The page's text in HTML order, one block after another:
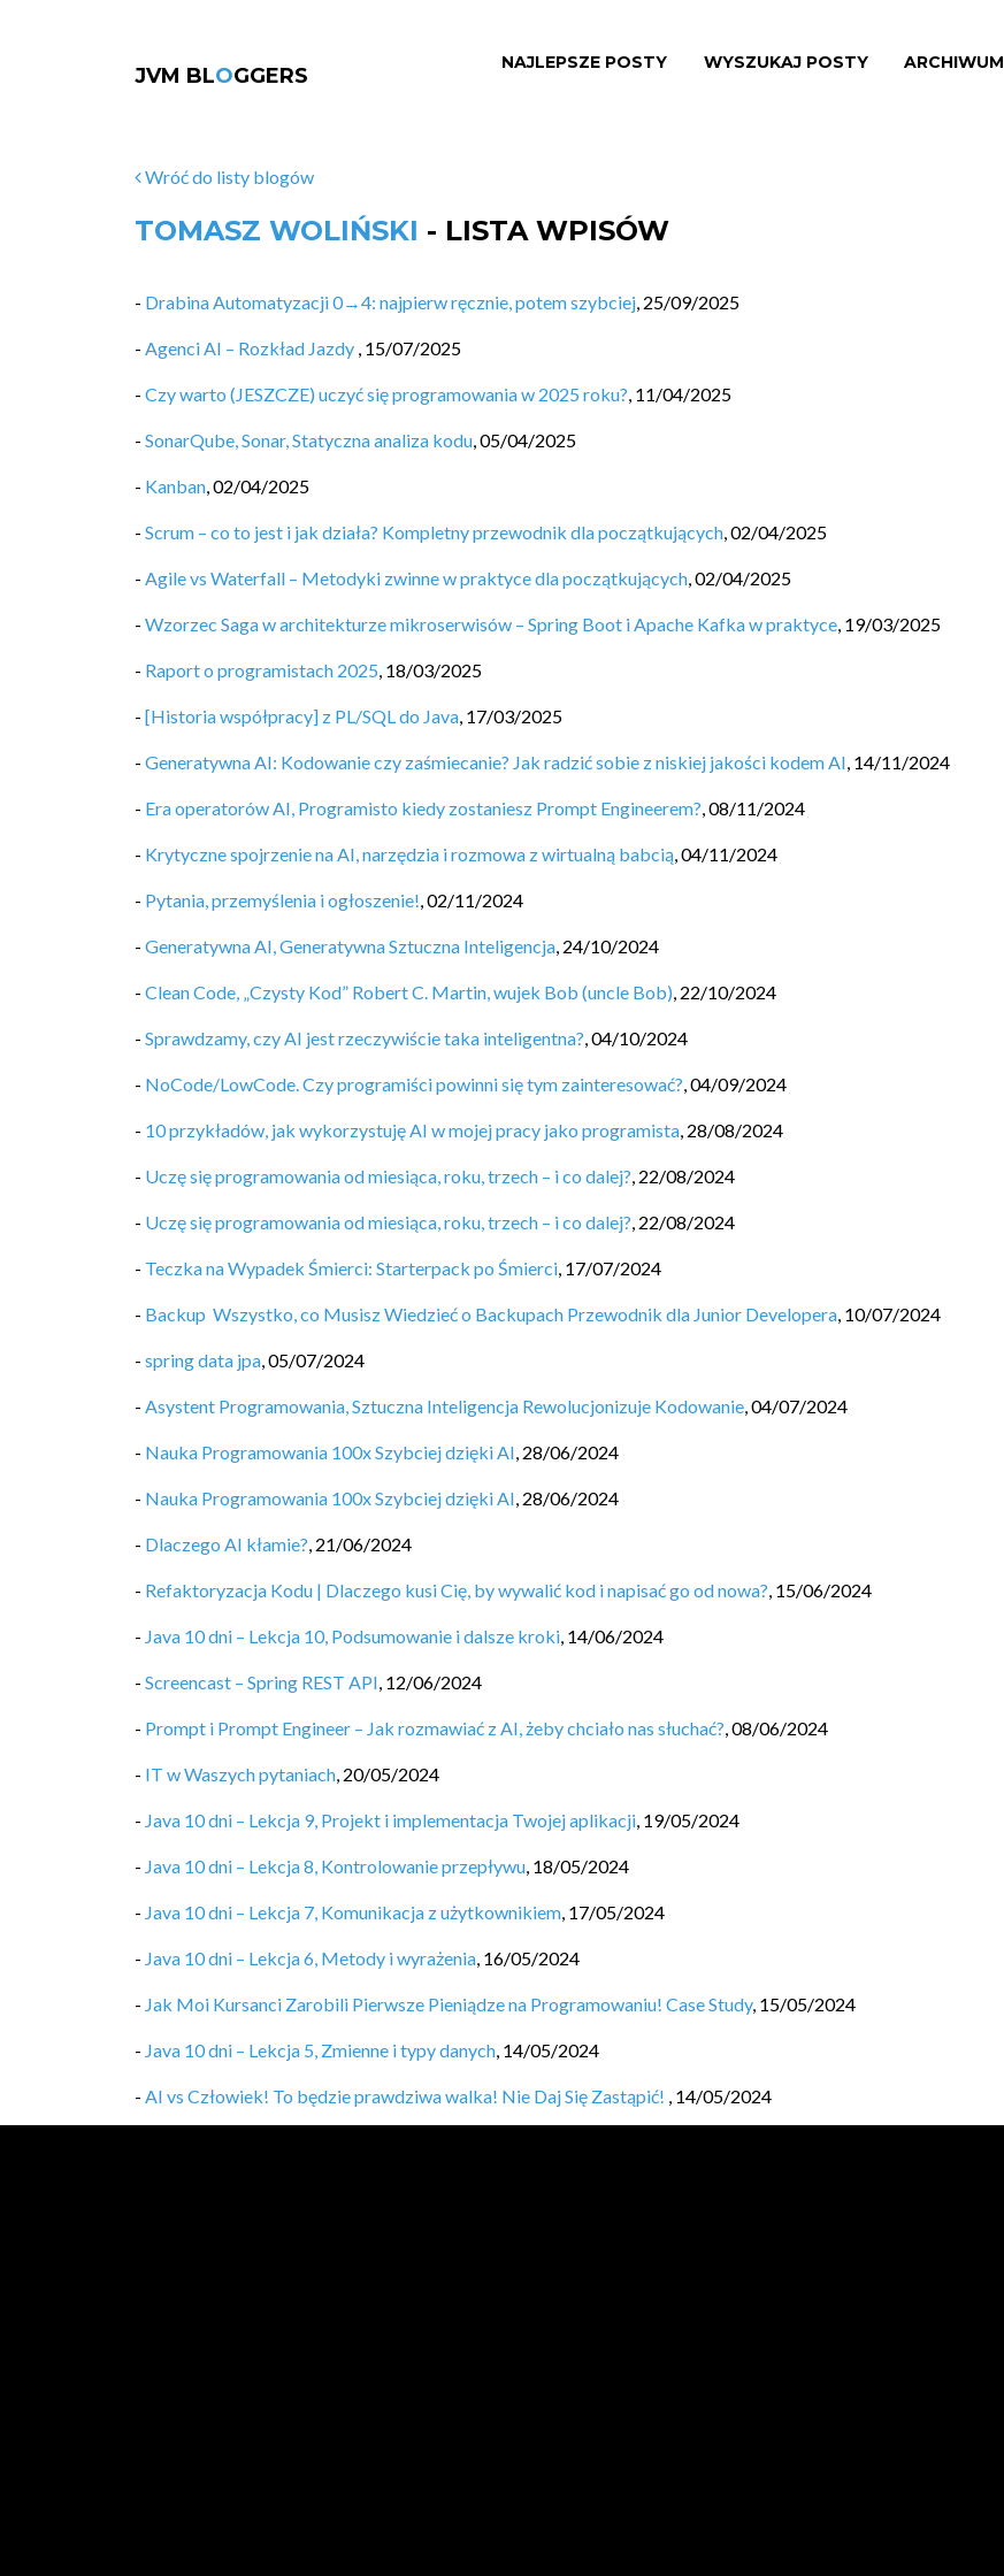
JVM BLOGGERS
NAJLEPSZE POSTY WYSZUKAJ POSTY ARCHIWUM
Wróć do listy blogów
TOMASZ WOLIŃSKI - LISTA WPISÓW
- Drabina Automatyzacji 0→4: najpierw ręcznie, potem szybciej, 25/09/2025
- Agenci AI – Rozkład Jazdy , 15/07/2025
- Czy warto (JESZCZE) uczyć się programowania w 2025 roku?, 11/04/2025
- SonarQube, Sonar, Statyczna analiza kodu,05/04/2025
- Kanban,02/04/2025
- Scrum – co to jest i jak działa? Kompletny przewodnik dla początkujących,02/04/2025
- Agile vs Waterfall – Metodyki zwinne w praktyce dla początkujących,02/04/2025
- Wzorzec Saga w architekturze mikroserwisów – Spring Boot i Apache Kafka w praktyce, 19/03/2025
- Raport o programistach 2025, 18/03/2025
- [Historia współpracy] z PL/SQL do Java, 17/03/2025
- Generatywna AI: Kodowanie czy zaśmiecanie? Jak radzić sobie z niskiej jakości kodem AI, 14/11/2024
- Era operatorów AI, Programisto kiedy zostaniesz Prompt Engineerem?,08/11/2024
- Krytyczne spojrzenie na AI, narzędzia i rozmowa z wirtualną babcią,04/11/2024
- Pytania, przemyślenia i ogłoszenie!,02/11/2024
- Generatywna AI, Generatywna Sztuczna Inteligencja, 24/10/2024
- Clean Code, „Czysty Kod” Robert C. Martin, wujek Bob (uncle Bob), 22/10/2024
- Sprawdzamy, czy AI jest rzeczywiście taka inteligentna?,04/10/2024
- NoCode/LowCode. Czy programiści powinni się tym zainteresować?,04/09/2024
- 10 przykładów, jak wykorzystuję AI w mojej pracy jako programista, 28/08/2024
- Uczę się programowania od miesiąca, roku, trzech – i co dalej?, 22/08/2024
- Uczę się programowania od miesiąca, roku, trzech – i co dalej?, 22/08/2024
- Teczka na Wypadek Śmierci: Starterpack po Śmierci, 17/07/2024
- Backup ️ Wszystko, co Musisz Wiedzieć o Backupach Przewodnik dla Junior Developera, 10/07/2024
- spring data jpa,05/07/2024
- Asystent Programowania, Sztuczna Inteligencja Rewolucjonizuje Kodowanie,04/07/2024
- Nauka Programowania 100x Szybciej dzięki AI, 28/06/2024
- Nauka Programowania 100x Szybciej dzięki AI, 28/06/2024
- Dlaczego AI kłamie?, 21/06/2024
- Refaktoryzacja Kodu | Dlaczego kusi Cię, by wywalić kod i napisać go od nowa?, 15/06/2024
- Java 10 dni – Lekcja 10, Podsumowanie i dalsze kroki, 14/06/2024
- Screencast – Spring REST API, 12/06/2024
- Prompt i Prompt Engineer – Jak rozmawiać z AI, żeby chciało nas słuchać?,08/06/2024
- IT w Waszych pytaniach, 20/05/2024
- Java 10 dni – Lekcja 9, Projekt i implementacja Twojej aplikacji, 19/05/2024
- Java 10 dni – Lekcja 8, Kontrolowanie przepływu, 18/05/2024
- Java 10 dni – Lekcja 7, Komunikacja z użytkownikiem, 17/05/2024
- Java 10 dni – Lekcja 6, Metody i wyrażenia, 16/05/2024
- Jak Moi Kursanci Zarobili Pierwsze Pieniądze na Programowaniu! Case Study, 15/05/2024
- Java 10 dni – Lekcja 5, Zmienne i typy danych, 14/05/2024
- AI vs Człowiek! To będzie prawdziwa walka! Nie Daj Się Zastąpić! ️ , 14/05/2024